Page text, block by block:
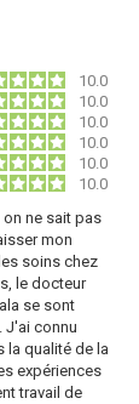
10.0
10.0
10.0
10.0
10.0
10.0
ne sait pas
mon
soins chez
le docteur
se sont
J'ai connu
la qualité de la
expériences
travail de